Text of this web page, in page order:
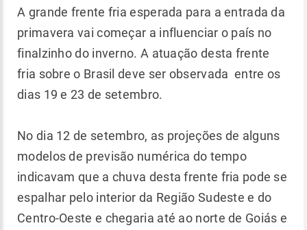
A grande frente fria esperada para a entrada da
primavera vai começar a influenciar o país no
finalzinho do inverno. A atuação desta frente
fria sobre o Brasil deve ser observada entre os
dias 19 e 23 de setembro.
No dia 12 de setembro, as projeções de alguns
modelos de previsão numérica do tempo
indicavam que a chuva desta frente fria pode se
espalhar pelo interior da Região Sudeste e do
Centro-Oeste e chegaria até ao norte de Goiás e